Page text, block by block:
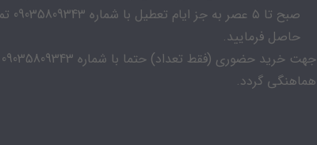
صبح تا ۵
حاصل فرمایید.
جهت خرید حضوری (فقط تعداد) حتما با شماره 09035809343
هماهنگی گردد.